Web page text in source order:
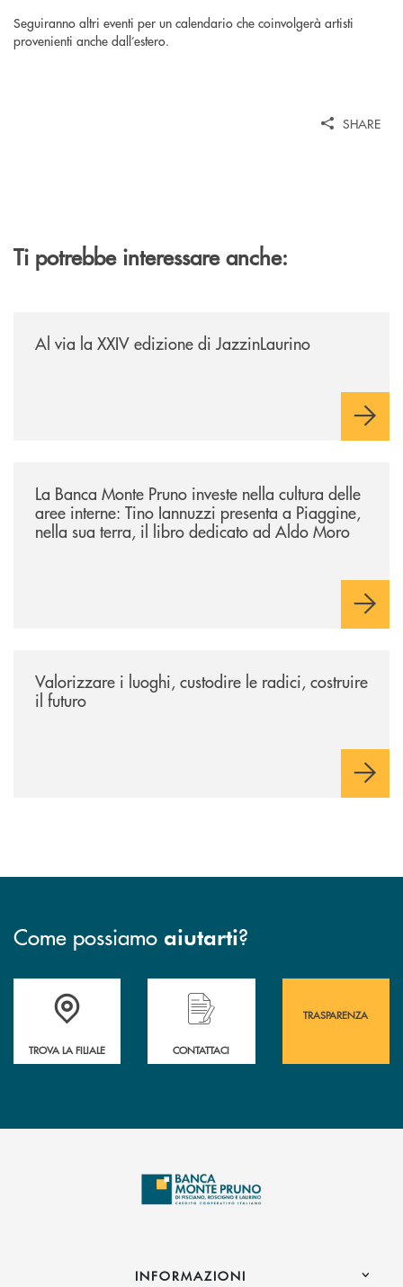
Seguiranno altri eventi per un calendario che coinvolgerà artisti
provenienti anche dall’estero.
SHARE
Ti potrebbe interessare anche:
Al via la XXIV edizione di JazzinLaurino
La Banca Monte Pruno investe nella cultura delle
aree interne: Tino Iannuzzi presenta a Piaggine,
nella sua terra, il libro dedicato ad Aldo Moro
Valorizzare i luoghi, custodire le radici, costruire
il futuro
Come possiamo aiutarti?
Accedi all' elenco completo&nbsp; delle&nbsp; filiali&nbsp; di Banca
TROVA LA FILIALE
Hai bisogno di assistenza immediata?
CONTATTACI
TRASPARENZA
INFORMAZIONI